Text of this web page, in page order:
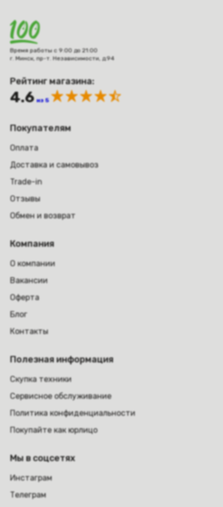
Время работы с 9:00 до 21:00
г. Минск, пр-т. Независимости, д.94
Рейтинг магазина:
4.6 из 5
Покупателям
Оплата
Доставка и самовывоз
Trade-in
Отзывы
Обмен и возврат
Компания
О компании
Вакансии
Оферта
Блог
Контакты
Полезная информация
Скупка техники
Сервисное обслуживание
Политика конфиденциальности
Покупайте как юрлицо
Мы в соцсетях
Инстаграм
Телеграм